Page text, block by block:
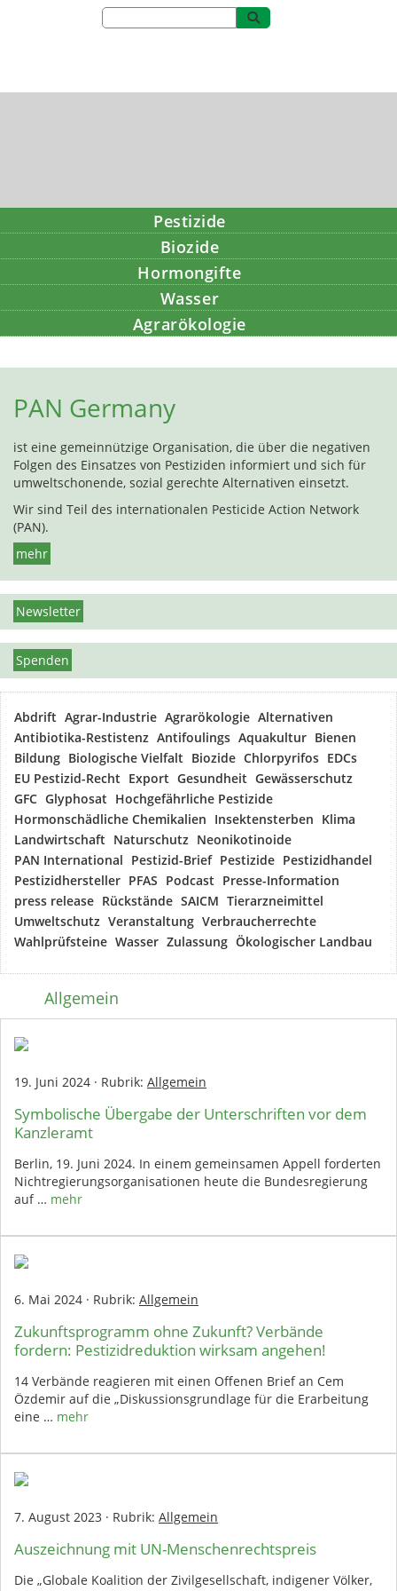
Pestizide
Biozide
Hormongifte
Wasser
Agrarökologie
PAN Germany
ist eine gemeinnützige Organisation, die über die negativen
Folgen des Einsatzes von Pestiziden informiert und sich für
umweltschonende, sozial gerechte Alternativen einsetzt.
Wir sind Teil des internationalen Pesticide Action Network
(PAN).
mehr
Newsletter
Spenden
Abdrift Agrar-Industrie Agrarökologie Alternativen
Antibiotika-Restistenz Antifoulings Aquakultur Bienen
Bildung Biologische Vielfalt Biozide Chlorpyrifos EDCs
EU Pestizid-Recht Export Gesundheit Gewässerschutz
GFC Glyphosat Hochgefährliche Pestizide
Hormonschädliche Chemikalien Insektensterben Klima
Landwirtschaft Naturschutz Neonikotinoide
PAN International Pestizid-Brief Pestizide Pestizidhandel
Pestizidhersteller PFAS Podcast Presse-Information
press release Rückstände SAICM Tierarzneimittel
Umweltschutz Veranstaltung Verbraucherrechte
Wahlprüfsteine Wasser Zulassung Ökologischer Landbau
Allgemein
19. Juni 2024 · Rubrik: Allgemein
Symbolische Übergabe der Unterschriften vor dem
Kanzleramt
Berlin, 19. Juni 2024. In einem gemeinsamen Appell forderten
Nichtregierungsorganisationen heute die Bundesregierung
auf … mehr
6. Mai 2024 · Rubrik: Allgemein
Zukunftsprogramm ohne Zukunft? Verbände
fordern: Pestizidreduktion wirksam angehen!
14 Verbände reagieren mit einen Offenen Brief an Cem
Özdemir auf die „Diskussionsgrundlage für die Erarbeitung
eine … mehr
7. August 2023 · Rubrik: Allgemein
Auszeichnung mit UN-Menschenrechtspreis
Die „Globale Koalition der Zivilgesellschaft, indigener Völker,